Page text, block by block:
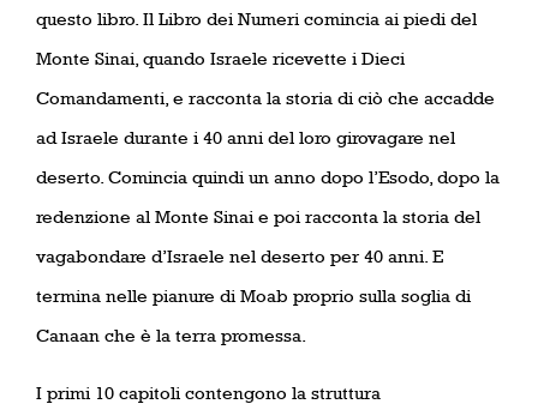
questo libro. Il Libro dei Numeri comincia ai piedi del
Monte Sinai, quando Israele ricevette i Dieci
Comandamenti, e racconta la storia di ciò che accadde
ad Israele durante i 40 anni del loro girovagare nel
deserto. Comincia quindi un anno dopo l’Esodo, dopo la
redenzione al Monte Sinai e poi racconta la storia del
vagabondare d’Israele nel deserto per 40 anni. E
termina nelle pianure di Moab proprio sulla soglia di
Canaan che è la terra promessa.
I primi 10 capitoli contengono la struttura